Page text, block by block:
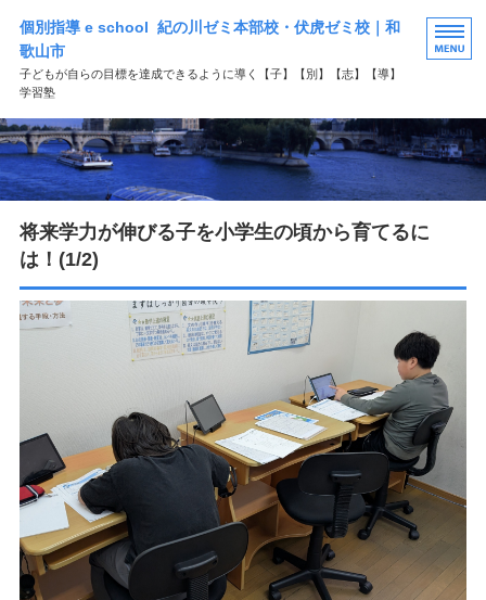
個別指導 e school 紀の川ゼミ本部校・伏虎ゼミ校｜和
歌山市
子どもが自らの目標を達成できるように導く【子】【別】【志】【導】
学習塾
HOME
選ばれる理由
学習塾コース案内
お問い合わせ
将来学力が伸びる子を小学生の頃から育てるに
は！(1/2)